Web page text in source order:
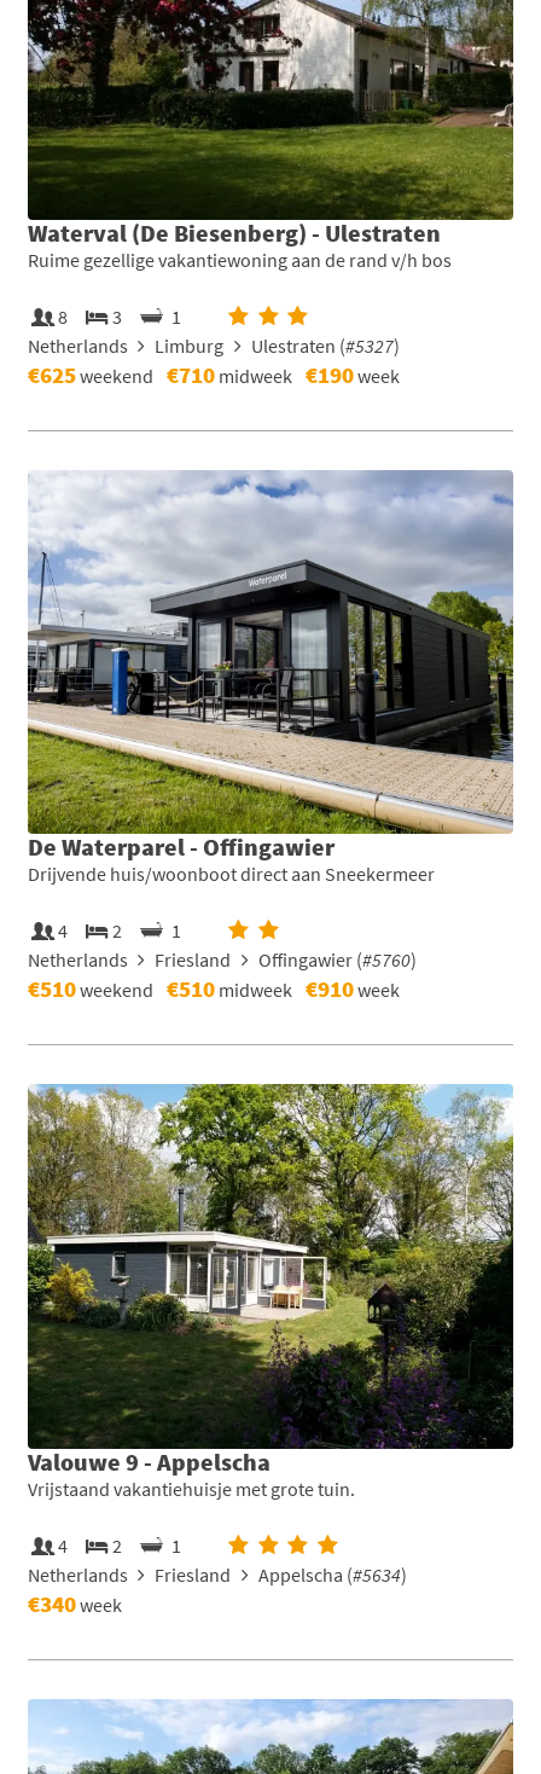
Waterval (De Biesenberg) - Ulestraten
Ruime gezellige vakantiewoning aan de rand v/h bos
8 3
1
Netherlands
Limburg Ulestraten (#5327)
€625weekend €710 midweek €190week
De Waterparel - Offingawier
Drijvende huis/woonboot direct aan Sneekermeer
4 2
1
Netherlands
Friesland Offingawier (#5760)
€510weekend €510 midweek €910week
Valouwe 9 - Appelscha
Vrijstaand vakantiehuisje met grote tuin.
4 2
1
Netherlands
Friesland Appelscha (#5634)
€340week